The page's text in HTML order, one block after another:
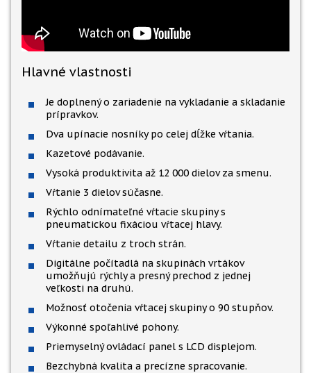
Hlavné vlastnosti
Je doplnený o zariadenie na vykladanie a skladanie
prípravkov.
Dva upínacie nosníky po celej dĺžke vŕtania.
Kazetové podávanie.
Vysoká produktivita až 12 000 dielov za smenu.
Vŕtanie 3 dielov súčasne.
Rýchlo odnímateľné vŕtacie skupiny s
pneumatickou fixáciou vŕtacej hlavy.
Vŕtanie detailu z troch strán.
Digitálne počítadlá na skupinách vrtákov
umožňujú rýchly a presný prechod z jednej
veľkosti na druhú.
Možnosť otočenia vŕtacej skupiny o 90 stupňov.
Výkonné spoľahlivé pohony.
Priemyselný ovládací panel s LCD displejom.
Bezchybná kvalita a precízne spracovanie.